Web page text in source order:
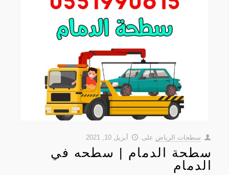
سطحات الرياض على أبريل 10, 2021
سطحة الدمام | سطحه في
الدمام